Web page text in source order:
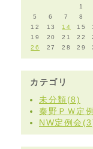
1
5
6 7 8
12
13 14 15
19
20 21 22
26
27 28 29
カテゴリ
未分類(8)
秦野ＰＷ定
NW定例会